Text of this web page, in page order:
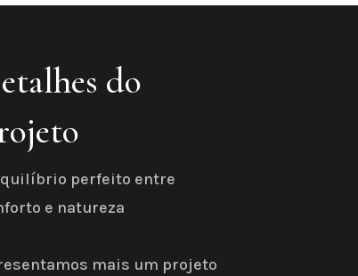
do
perfeito entre
e natureza
mais um projeto